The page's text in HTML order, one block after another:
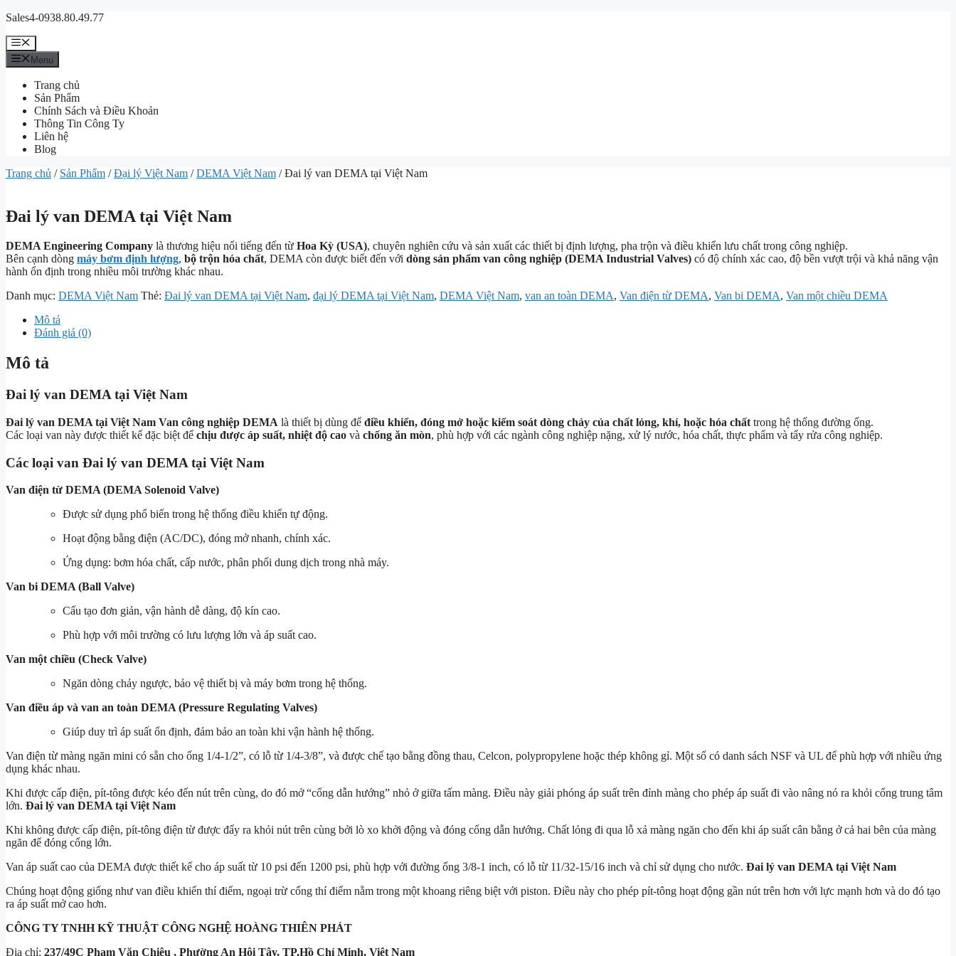
Chuyển
nội
dung
Sales4-0938.80.49.77
Menu
Menu
Trang chủ
Sản Phẩm
Chính Sách và Điều Khoản
Thông Tin Công Ty
Liên hệ
Blog
Trang chủ / Sản Phẩm /Đại lý Việt Nam /DEMA Việt Nam / Đai lý van DEMA tại Việt Nam
Đai lý van DEMA tại Việt Nam
DEMA Engineering Company là thương hiệu nổi tiếng đến từ Hoa Kỳ (USA), chuyên nghiên cứu và sản xuất các thiết bị định lượng, pha trộn và điều khiển lưu chất trong công nghiệp.
Bên cạnh dòng máy bơm định lượng, bộ trộn hóa chất, DEMA còn được biết đến với dòng sản phẩm van công nghiệp (DEMA Industrial Valves) có độ chính xác cao, độ bền vượt trội và khả năng vận
hành ổn định trong nhiều môi trường khác nhau.
Danh mục: DEMA Việt Nam Thẻ: Đai lý van DEMA tại Việt Nam, đại lý DEMA tại Việt Nam, DEMA Việt Nam, van an toàn DEMA, Van điện từ DEMA, Van bi DEMA, Van một chiều DEMA
Mô tả
Đánh giá (0)
Mô tả
Đai lý van DEMA tại Việt Nam
Đai lý van DEMA tại Việt Nam Van công nghiệp DEMA là thiết bị dùng để điều khiển, đóng mở hoặc kiểm soát dòng chảy của chất lỏng, khí, hoặc hóa chất trong hệ thống đường ống.
Các loại van này được thiết kế đặc biệt để chịu được áp suất, nhiệt độ cao và chống ăn mòn, phù hợp với các ngành công nghiệp nặng, xử lý nước, hóa chất, thực phẩm và tẩy rửa công nghiệp.
Các loại van Đai lý van DEMA tại Việt Nam
Van điện từ DEMA (DEMA Solenoid Valve)
Được sử dụng phổ biến trong hệ thống điều khiển tự động.
Hoạt động bằng điện (AC/DC), đóng mở nhanh, chính xác.
Ứng dụng: bơm hóa chất, cấp nước, phân phối dung dịch trong nhà máy.
Van bi DEMA (Ball Valve)
Cấu tạo đơn giản, vận hành dễ dàng, độ kín cao.
Phù hợp với môi trường có lưu lượng lớn và áp suất cao.
Van một chiều (Check Valve)
Ngăn dòng chảy ngược, bảo vệ thiết bị và máy bơm trong hệ thống.
Van điều áp và van an toàn DEMA (Pressure Regulating Valves)
Giúp duy trì áp suất ổn định, đảm bảo an toàn khi vận hành hệ thống.
Van điện từ màng ngăn mini có sẵn cho ống 1/4-1/2”, có lỗ từ 1/4-3/8”, và được chế tạo bằng đồng thau, Celcon, polypropylene hoặc thép không gỉ. Một số có danh sách NSF và UL để phù hợp với nhiều ứng
dụng khác nhau.
Khi được cấp điện, pít-tông được kéo đến nút trên cùng, do đó mở “cổng dẫn hướng” nhỏ ở giữa tấm màng. Điều này giải phóng áp suất trên đỉnh màng cho phép áp suất đi vào nâng nó ra khỏi cổng trung tâm
lớn. Đai lý van DEMA tại Việt Nam
Khi không được cấp điện, pít-tông điện từ được đẩy ra khỏi nút trên cùng bởi lò xo khởi động và đóng cổng dẫn hướng. Chất lỏng đi qua lỗ xả màng ngăn cho đến khi áp suất cân bằng ở cả hai bên của màng
ngăn để đóng cổng lớn.
Van áp suất cao của DEMA được thiết kế cho áp suất từ ​​10 psi đến 1200 psi, phù hợp với đường ống 3/8-1 inch, có lỗ từ 11/32-15/16 inch và chỉ sử dụng cho nước. Đai lý van DEMA tại Việt Nam
Chúng hoạt động giống như van điều khiển thí điểm, ngoại trừ cổng thí điểm nằm trong một khoang riêng biệt với piston. Điều này cho phép pít-tông hoạt động gần nút trên hơn với lực mạnh hơn và do đó tạo
ra áp suất mở cao hơn.
CÔNG TY TNHH KỸ THUẬT CÔNG NGHỆ HOÀNG THIÊN PHÁT
Địa chỉ: 237/49C Phạm Văn Chiêu , Phường An Hội Tây, TP.Hồ Chí Minh, Việt Nam